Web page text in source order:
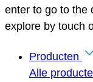
enter to go to the
explore by touch
Producten
Alle